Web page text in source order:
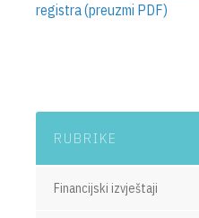
registra (preuzmi PDF)
RUBRIKE
Financijski izvještaji